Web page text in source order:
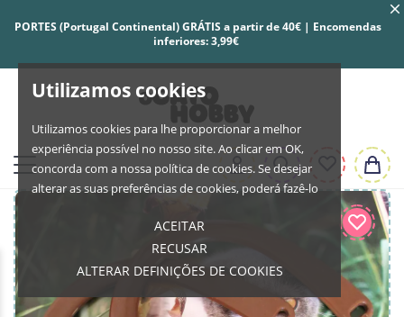
Utilizamos cookies
Utilizamos cookies para lhe proporcionar a melhor
experiência possível no nosso site. Ao clicar em OK,
concorda com a nossa política de cookies. Se desejar
alterar as suas preferências de cookies, poderá fazê-lo
ACEITAR
RECUSAR
ALTERAR DEFINIÇÕES DE COOKIES
PORTES (Portugal Continental) GRÁTIS a partir de 40€ | Encomendas
inferiores: 3,99€